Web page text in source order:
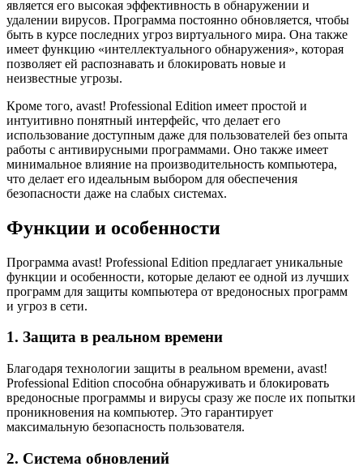
является его высокая эффективность в обнаружении и
удалении вирусов. Программа постоянно обновляется, чтобы
быть в курсе последних угроз виртуального мира. Она также
имеет функцию «интеллектуального обнаружения», которая
позволяет ей распознавать и блокировать новые и
неизвестные угрозы.
Кроме того, avast! Professional Edition имеет простой и
интуитивно понятный интерфейс, что делает его
использование доступным даже для пользователей без опыта
работы с антивирусными программами. Оно также имеет
минимальное влияние на производительность компьютера,
что делает его идеальным выбором для обеспечения
безопасности даже на слабых системах.
Функции и особенности
Программа avast! Professional Edition предлагает уникальные
функции и особенности, которые делают ее одной из лучших
программ для защиты компьютера от вредоносных программ
и угроз в сети.
1. Защита в реальном времени
Благодаря технологии защиты в реальном времени, avast!
Professional Edition способна обнаруживать и блокировать
вредоносные программы и вирусы сразу же после их попытки
проникновения на компьютер. Это гарантирует
максимальную безопасность пользователя.
2. Система обновлений